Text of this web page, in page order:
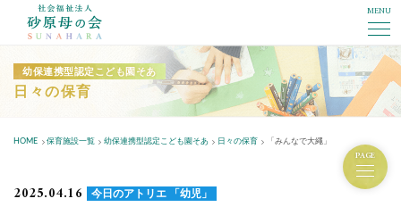
MENU
幼保連携型認定こども園そあ
日々の保育
HOME 保育施設一覧 幼保連携型認定こども園そあ 日々の保育 「みんなで大繩」
PAGE
2025.04.16 今日のアトリエ 「幼児」